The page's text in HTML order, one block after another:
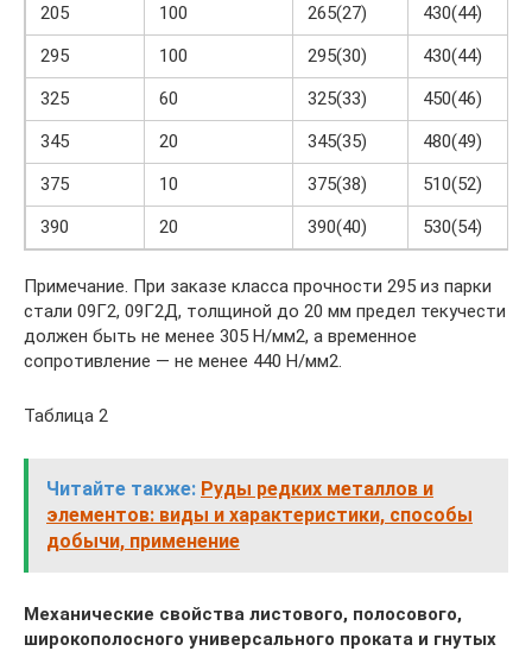
205 100 265(27)
430(44)
295
100 295(30)
430(44)
325
60 325(33)
450(46)
345
20 345(35)
480(49)
375
10 375(38)
510(52)
390
20 390(40) 530(54)
Примечание. При заказе класса прочности 295 из парки
стали 09Г2, 09Г2Д, толщиной до 20 мм предел текучести
должен быть не менее 305 Н/мм2, а временное
сопротивление — не менее 440 Н/мм2.
Таблица 2
Читайте также: Руды редких металлов и
элементов: виды и характеристики, способы
добычи, применение
Механические свойства листового, полосового,
широкополосного универсального проката и гнутых